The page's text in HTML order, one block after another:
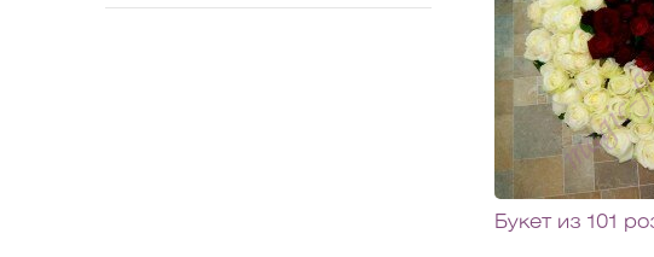
Букет из 101